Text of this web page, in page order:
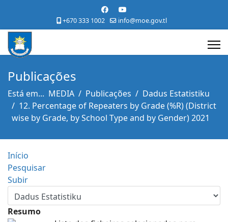
+670 333 1002 info@moe.gov.tl
Publicações
Está em... MEDIA Publicações
Dadus Estatistiku
12. Percentage of Repeaters by Grade (%R) (District
wise by Grade, by School Type and by Gender) 2021
Início
Pesquisar
Subir
Resumo